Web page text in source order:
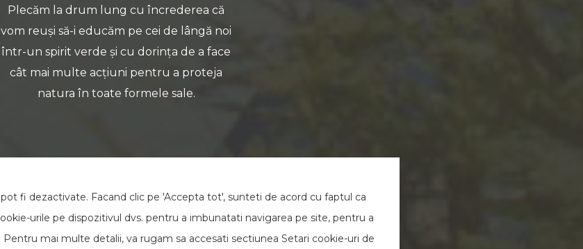
Plecăm la drum lung cu încrederea că
vom reuși să-i educăm pe cei de lângă noi
într-un spirit verde și cu dorința de a face
cât mai multe acțiuni pentru a proteja
natura în toate formele sale.
fi dezactivate. Facand clic pe 'Accepta tot', sunteti de acord cu faptul ca
urile pe dispozitivul dvs. pentru a imbunatati navigarea pe site, pentru a
mai multe detalii, va rugam sa accesati sectiunea Setari cookie-uri de